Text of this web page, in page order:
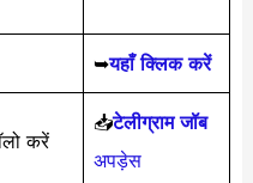
➥यहाँ क्लिक करें
करें
📥टेलीग्राम जॉब
अपड़ेस